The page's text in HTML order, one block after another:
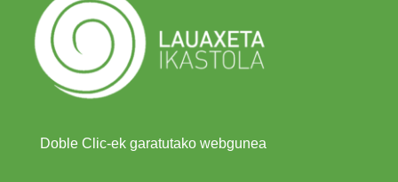
Doble Clic-ek garatutako webgunea